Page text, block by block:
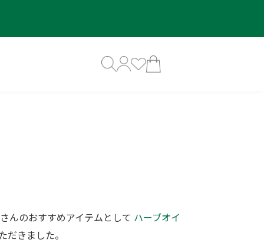
のおすすめアイテムとして ハーブオイ
きました。